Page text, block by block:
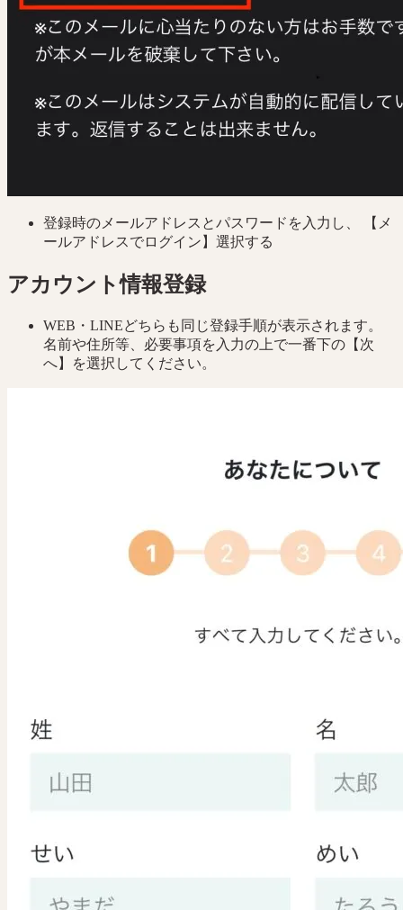
登録時のメールアドレスとパスワードを入力し、 【メ
ールアドレスでログイン】選択する
アカウント情報登録
WEB・LINEどちらも同じ登録手順が表示されます。
名前や住所等、必要事項を入力の上で一番下の【次
へ】を選択してください。